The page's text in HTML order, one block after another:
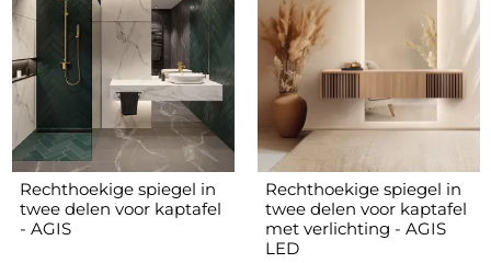
Rechthoekige spiegel in
twee delen voor kaptafel
- AGIS
Rechthoekige spiegel in
twee delen voor kaptafel
met verlichting - AGIS
LED